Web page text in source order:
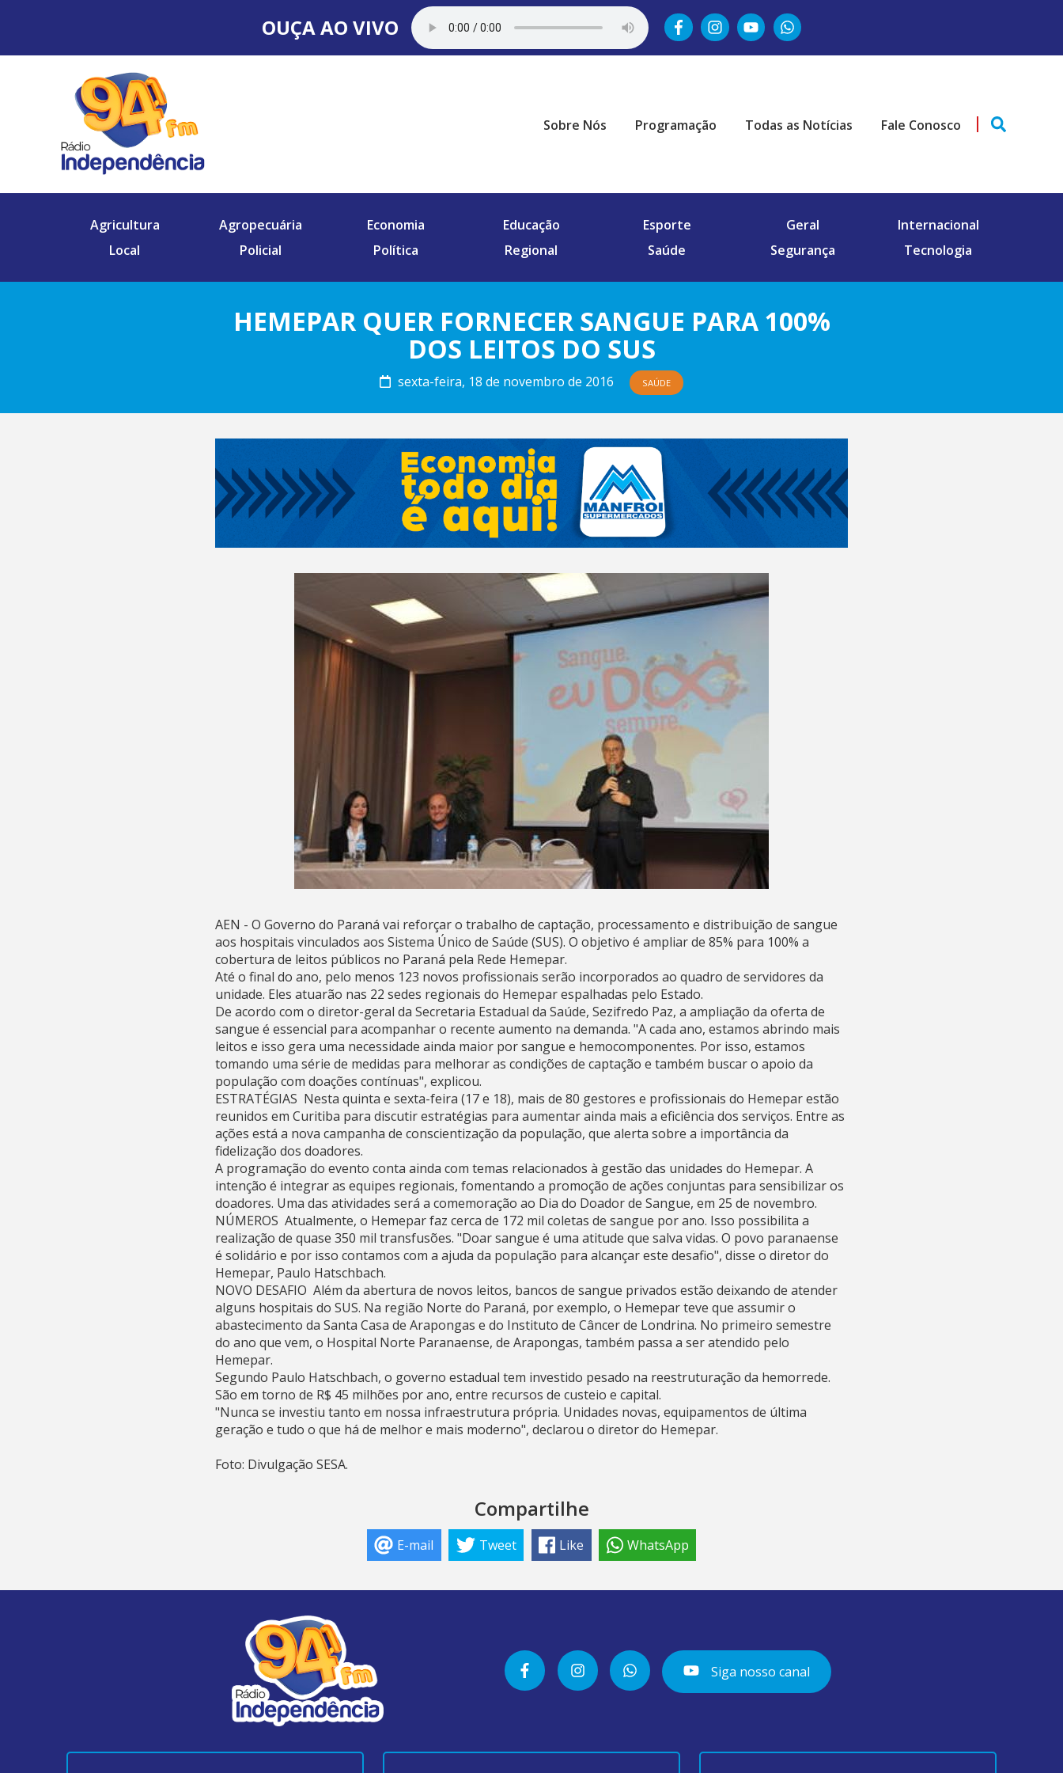
OUÇA AO VIVO
Sobre Nós Programação Todas as Notícias Fale Conosco
Agricultura Agropecuária Economia Educação Esporte Geral
Internacional
Local
Policial Política Regional Saúde Segurança Tecnologia
HEMEPAR QUER FORNECER SANGUE PARA 100%
DOS LEITOS DO SUS
sexta-feira, 18 de novembro de 2016 SAÚDE
AEN - O Governo do Paraná vai reforçar o trabalho de captação, processamento e distribuição de sangue
aos hospitais vinculados aos Sistema Único de Saúde (SUS). O objetivo é ampliar de 85% para 100% a
cobertura de leitos públicos no Paraná pela Rede Hemepar.
Até o final do ano, pelo menos 123 novos profissionais serão incorporados ao quadro de servidores da
unidade. Eles atuarão nas 22 sedes regionais do Hemepar espalhadas pelo Estado.
De acordo com o diretor-geral da Secretaria Estadual da Saúde, Sezifredo Paz, a ampliação da oferta de
sangue é essencial para acompanhar o recente aumento na demanda. "A cada ano, estamos abrindo mais
leitos e isso gera uma necessidade ainda maior por sangue e hemocomponentes. Por isso, estamos
tomando uma série de medidas para melhorar as condições de captação e também buscar o apoio da
população com doações contínuas", explicou.
ESTRATÉGIAS  Nesta quinta e sexta-feira (17 e 18), mais de 80 gestores e profissionais do Hemepar estão
reunidos em Curitiba para discutir estratégias para aumentar ainda mais a eficiência dos serviços. Entre as
ações está a nova campanha de conscientização da população, que alerta sobre a importância da
fidelização dos doadores.
A programação do evento conta ainda com temas relacionados à gestão das unidades do Hemepar. A
intenção é integrar as equipes regionais, fomentando a promoção de ações conjuntas para sensibilizar os
doadores. Uma das atividades será a comemoração ao Dia do Doador de Sangue, em 25 de novembro.
NÚMEROS  Atualmente, o Hemepar faz cerca de 172 mil coletas de sangue por ano. Isso possibilita a
realização de quase 350 mil transfusões. "Doar sangue é uma atitude que salva vidas. O povo paranaense
é solidário e por isso contamos com a ajuda da população para alcançar este desafio", disse o diretor do
Hemepar, Paulo Hatschbach.
NOVO DESAFIO  Além da abertura de novos leitos, bancos de sangue privados estão deixando de atender
alguns hospitais do SUS. Na região Norte do Paraná, por exemplo, o Hemepar teve que assumir o
abastecimento da Santa Casa de Arapongas e do Instituto de Câncer de Londrina. No primeiro semestre
do ano que vem, o Hospital Norte Paranaense, de Arapongas, também passa a ser atendido pelo
Hemepar.
Segundo Paulo Hatschbach, o governo estadual tem investido pesado na reestruturação da hemorrede.
São em torno de R$ 45 milhões por ano, entre recursos de custeio e capital.
"Nunca se investiu tanto em nossa infraestrutura própria. Unidades novas, equipamentos de última
geração e tudo o que há de melhor e mais moderno", declarou o diretor do Hemepar.
Foto: Divulgação SESA.
Compartilhe
E-mail Tweet Like WhatsApp
Siga nosso canal